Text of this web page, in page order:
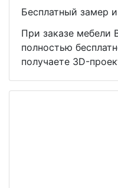
Бесплатный замер
При заказе мебели
полностью
получаете 3D-